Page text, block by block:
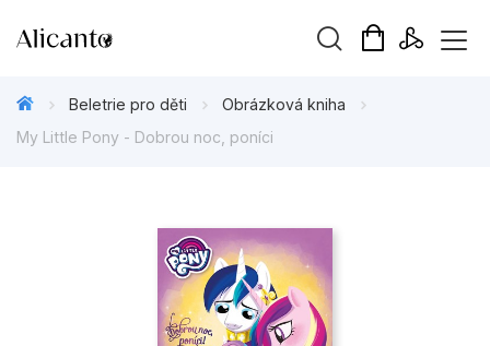
Připravujeme
Beletrie pro děti
Obrázková kniha
My Little Pony - Dobrou noc, poníci